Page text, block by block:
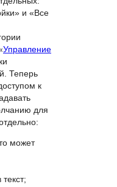
полное
и «Все
Управление
Теперь
к
для